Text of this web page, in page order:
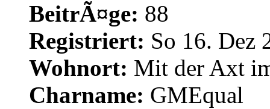
BeitrÃ¤ge: 88
Registriert: So 16. Dez
Wohnort: Mit der Axt
Charname: GMEqual